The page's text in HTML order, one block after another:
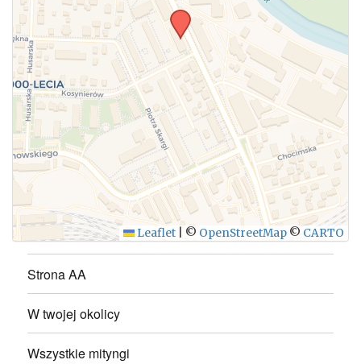
WYŚLIJ
Leaflet © OpenStreetMap © CARTO
Strona AA
W twojej okolicy
Wszystkie mityngi